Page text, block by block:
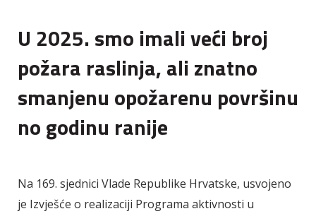
U 2025. smo imali veći broj
požara raslinja, ali znatno
smanjenu opožarenu površinu
no godinu ranije
Na 169. sjednici Vlade Republike Hrvatske, usvojeno
je Izvješće o realizaciji Programa aktivnosti u